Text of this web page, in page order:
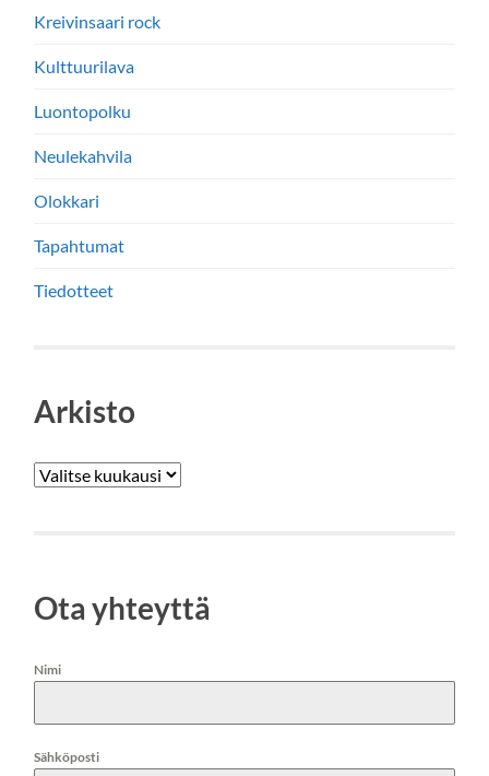
Kreivinsaari rock
Kulttuurilava
Luontopolku
Neulekahvila
Olokkari
Tapahtumat
Tiedotteet
Arkisto
Arkistot
Ota yhteyttä
Nimi
Sähköposti